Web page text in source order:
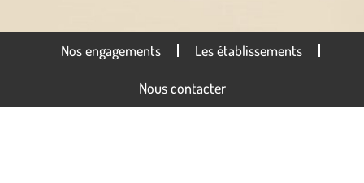
Nos engagements Les établissements
Nous contacter